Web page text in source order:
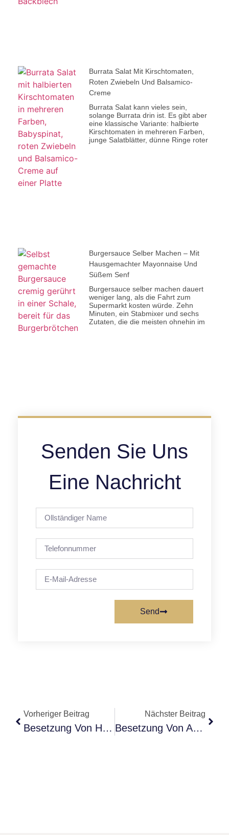
Burrata Salat Mit Kirschtomaten,
Roten Zwiebeln Und Balsamico-
Creme
Burrata Salat kann vieles sein,
solange Burrata drin ist. Es gibt aber
eine klassische Variante: halbierte
Kirschtomaten in mehreren Farben,
junge Salatblätter, dünne Ringe roter
Burgersauce Selber Machen – Mit
Hausgemachter Mayonnaise Und
Süßem Senf
Burgersauce selber machen dauert
weniger lang, als die Fahrt zum
Supermarkt kosten würde. Zehn
Minuten, ein Stabmixer und sechs
Zutaten, die die meisten ohnehin im
Senden Sie Uns
Eine Nachricht
Send
Vorheriger Beitrag
Besetzung Von High Potential
Nächster Beitrag
Besetzung Von American Gangster